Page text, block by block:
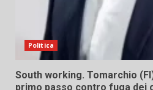
Politica
South working. Tomarchio
primo passo contro fuga dei